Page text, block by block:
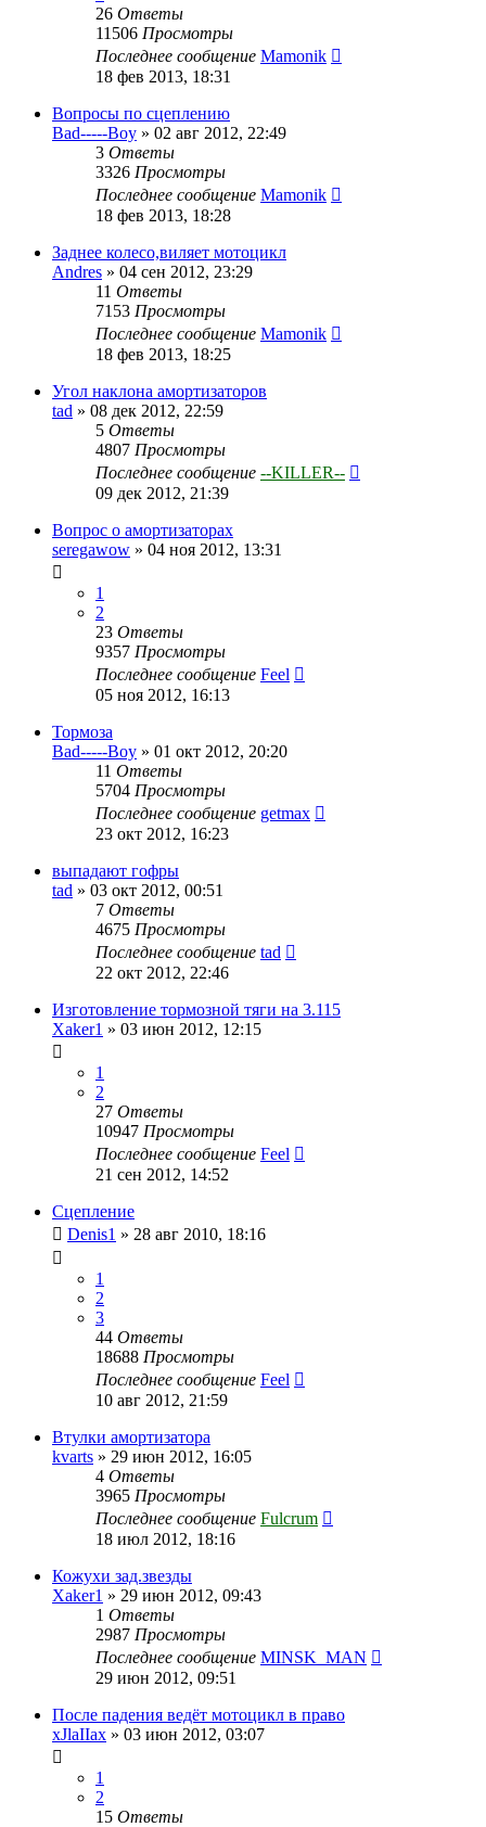
26 Ответы
11506 Просмотры
Последнее сообщение Mamonik
18 фев 2013, 18:31
Вопросы по сцеплению
Bad-----Boy » 02 авг 2012, 22:49
3 Ответы
3326 Просмотры
Последнее сообщение Mamonik
18 фев 2013, 18:28
Заднее колесо,виляет мотоцикл
Andres » 04 сен 2012, 23:29
11 Ответы
7153 Просмотры
Последнее сообщение Mamonik
18 фев 2013, 18:25
Угол наклона амортизаторов
tad » 08 дек 2012, 22:59
5 Ответы
4807 Просмотры
Последнее сообщение --KILLER--
09 дек 2012, 21:39
Вопрос о амортизаторах
seregawow » 04 ноя 2012, 13:31
1
2
23 Ответы
9357 Просмотры
Последнее сообщение Feel
05 ноя 2012, 16:13
Тормоза
Bad-----Boy » 01 окт 2012, 20:20
11 Ответы
5704 Просмотры
Последнее сообщение getmax
23 окт 2012, 16:23
выпадают гофры
tad » 03 окт 2012, 00:51
7 Ответы
4675 Просмотры
Последнее сообщение tad
22 окт 2012, 22:46
Изготовление тормозной тяги на 3.115
Xaker1 » 03 июн 2012, 12:15
1
2
27 Ответы
10947 Просмотры
Последнее сообщение Feel
21 сен 2012, 14:52
Сцепление
Denis1 » 28 авг 2010, 18:16
1
2
3
44 Ответы
18688 Просмотры
Последнее сообщение Feel
10 авг 2012, 21:59
Втулки амортизатора
kvarts » 29 июн 2012, 16:05
4 Ответы
3965 Просмотры
Последнее сообщение Fulcrum
18 июл 2012, 18:16
Кожухи зад.звезды
Xaker1 » 29 июн 2012, 09:43
1 Ответы
2987 Просмотры
Последнее сообщение MINSK_MAN
29 июн 2012, 09:51
После падения ведёт мотоцикл в право
xJlaIIax » 03 июн 2012, 03:07
1
2
15 Ответы